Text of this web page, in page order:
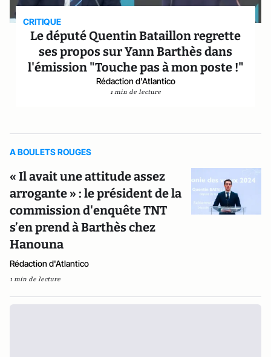
CRITIQUE
Le député Quentin Bataillon regrette
ses propos sur Yann Barthès dans
l'émission "Touche pas à mon poste !"
Rédaction d'Atlantico
1 min de lecture
A BOULETS ROUGES
« Il avait une attitude assez
arrogante » : le président de la
commission d'enquête TNT
s’en prend à Barthès chez
Hanouna
Rédaction d'Atlantico
1 min de lecture